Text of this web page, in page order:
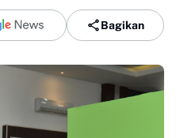
Bagikan